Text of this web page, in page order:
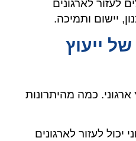
לעזור לארגונים
ייעוץ
ארגוני. כמה מהיתרונות
יכול לעזור לארגונים